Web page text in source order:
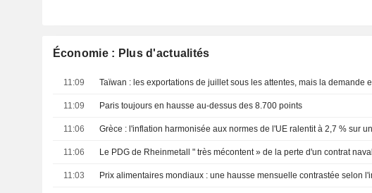
Économie : Plus d'actualités
11:09
11:09 Paris toujours en hausse au-dessus des 8.700 points
11:06
11:06 Le PDG de Rheinmetall " très mécontent » de la perte d'un contrat naval
11:03